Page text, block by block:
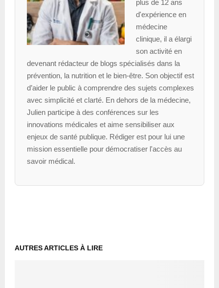
plus de 12 ans
d'expérience en
médecine
clinique, il a élargi
son activité en
devenant rédacteur de blogs spécialisés dans la
prévention, la nutrition et le bien-être. Son objectif est
d’aider le public à comprendre des sujets complexes
avec simplicité et clarté. En dehors de la médecine,
Julien participe à des conférences sur les
innovations médicales et aime sensibiliser aux
enjeux de santé publique. Rédiger est pour lui une
mission essentielle pour démocratiser l'accès au
savoir médical.
AUTRES ARTICLES À LIRE